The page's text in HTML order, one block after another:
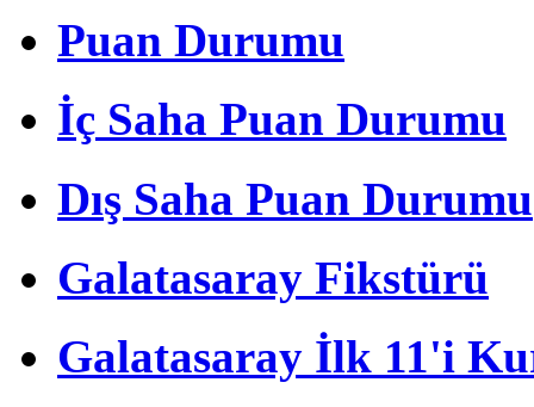
Puan Durumu
İç Saha Puan Durumu
Dış Saha Puan Durumu
Galatasaray Fikstürü
Galatasaray İlk 11'i